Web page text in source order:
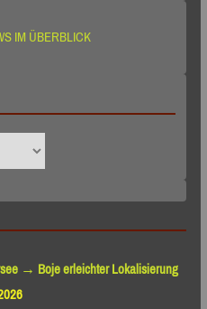
IM ÜBERBLICK
→ Boje erleichter Lokalisierung